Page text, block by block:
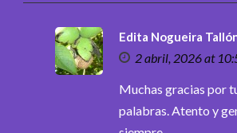
Edita Nogueira
2 abril, 2026 at
Muchas gracias por
palabras. Atento y